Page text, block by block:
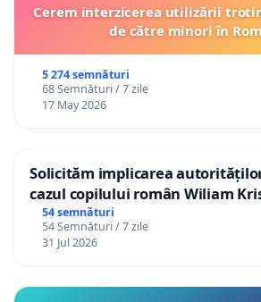
Cerem interzicerea utilizării
de către minori în
5 274 semnături
68 Semnături / 7 zile
17 May 2026
Solicităm implicarea
cazul copilului român Wiliam
Gheorghe, aflat în plasament în
12 ani
54 semnături
54 Semnături / 7 zile
31 Jul 2026